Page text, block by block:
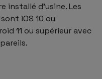
installé d’usine. Les
iOS 10 ou
11 ou supérieur avec